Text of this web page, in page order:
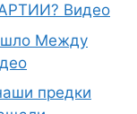
Видео
Между
предки